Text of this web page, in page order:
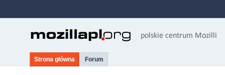
Strona główna Forum